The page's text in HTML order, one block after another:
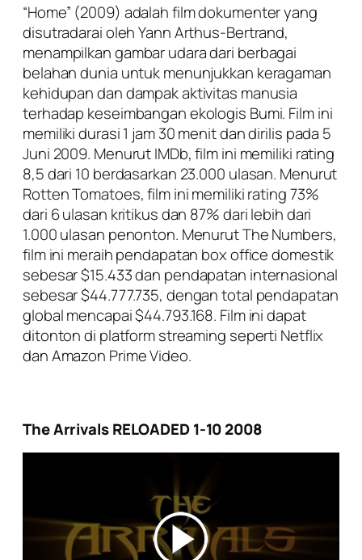
“Home” (2009) adalah film dokumenter yang
disutradarai oleh Yann Arthus-Bertrand,
menampilkan gambar udara dari berbagai
belahan dunia untuk menunjukkan keragaman
kehidupan dan dampak aktivitas manusia
terhadap keseimbangan ekologis Bumi. Film ini
memiliki durasi 1 jam 30 menit dan dirilis pada 5
Juni 2009. Menurut IMDb, film ini memiliki rating
8,5 dari 10 berdasarkan 23.000 ulasan. Menurut
Rotten Tomatoes, film ini memiliki rating 73%
dari 6 ulasan kritikus dan 87% dari lebih dari
1.000 ulasan penonton. Menurut The Numbers,
film ini meraih pendapatan box office domestik
sebesar $15.433 dan pendapatan internasional
sebesar $44.777.735, dengan total pendapatan
global mencapai $44.793.168. Film ini dapat
ditonton di platform streaming seperti Netflix
dan Amazon Prime Video.
The Arrivals RELOADED 1-10 2008